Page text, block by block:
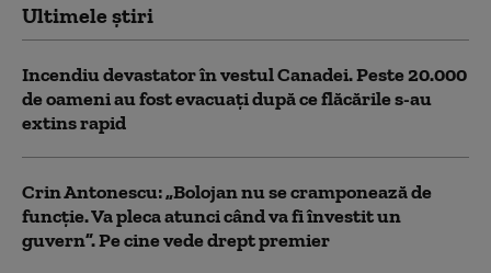
Ultimele știri
Incendiu devastator în vestul Canadei. Peste 20.000
de oameni au fost evacuați după ce flăcările s-au
extins rapid
Crin Antonescu: „Bolojan nu se cramponează de
funcție. Va pleca atunci când va fi învestit un
guvern”. Pe cine vede drept premier